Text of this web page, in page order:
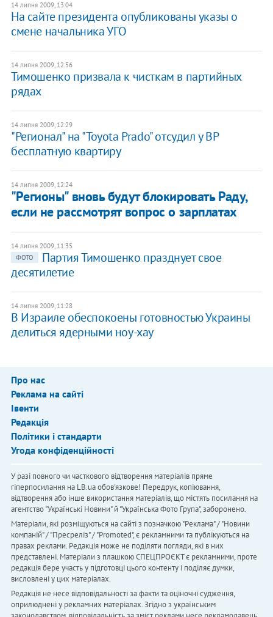
14 липня 2009, 13:04
На сайте президента опубликованы указы о
смене начальника УГО
14 липня 2009, 12:56
Тимошенко призвала к чисткам в партийных
рядах
14 липня 2009, 12:29
"Регионал" на "Toyota Prado" отсудил у ВР
бесплатную квартиру
14 липня 2009, 12:24
"Регионы" вновь будут блокировать Раду,
если не рассмотрят вопрос о зарплатах
14 липня 2009, 11:35
ФОТО
Партия Тимошенко празднует свое
десятилетие
14 липня 2009, 11:28
В Израиле обеспокоены готовностью Украины
делиться ядерными ноу-хау
Про нас
Реклама на сайті
Івенти
Редакція
Політики і стандарти
Угода конфіденційності
У разі повного чи часткового відтворення матеріалів пряме
гіперпосилання на LB.ua обов'язкове! Передрук, копіювання,
відтворення або інше використання матеріалів, що містять посилання на
агентство "Українськi Новини" й "Українська Фото Група", заборонено.
Матеріали, які розміщуються на сайті з позначкою "Реклама" / "Новини
компаній" / "Пресреліз" / "Promoted", є рекламними та публікуються на
правах реклами. Редакція може не поділяти погляди, які в них
представлені. Матеріали з плашкою СПЕЦПРОЄКТ є рекламними, проте
редакція бере участь у підготовці цього контенту і поділяє думки,
висловлені у цих матеріалах.
Редакція не несе відповідальності за факти та оціночні судження,
оприлюднені у рекламних матеріалах. Згідно з українським